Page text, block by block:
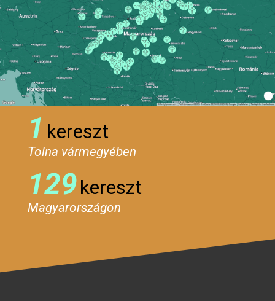
1 kereszt
Tolna vármegyében
129kereszt
Magyarországon